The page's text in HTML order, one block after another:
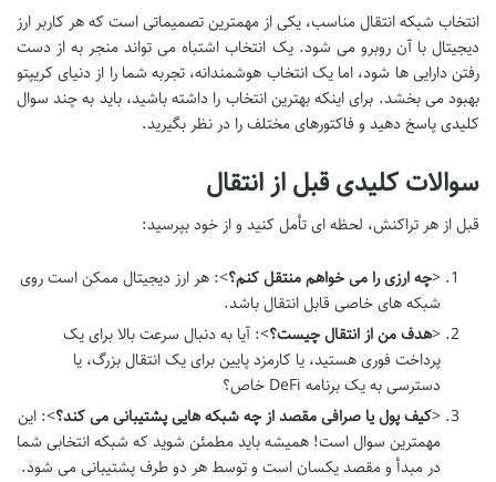
انتخاب شبکه انتقال مناسب، یکی از مهمترین تصمیماتی است که هر کاربر ارز
دیجیتال با آن روبرو می شود. یک انتخاب اشتباه می تواند منجر به از دست
رفتن دارایی ها شود، اما یک انتخاب هوشمندانه، تجربه شما را از دنیای کریپتو
بهبود می بخشد. برای اینکه بهترین انتخاب را داشته باشید، باید به چند سوال
کلیدی پاسخ دهید و فاکتورهای مختلف را در نظر بگیرید.
سوالات کلیدی قبل از انتقال
قبل از هر تراکنش، لحظه ای تأمل کنید و از خود بپرسید:
<چه ارزی را می خواهم منتقل کنم؟>: هر ارز دیجیتال ممکن است روی
شبکه های خاصی قابل انتقال باشد.
<هدف من از انتقال چیست؟>: آیا به دنبال سرعت بالا برای یک
پرداخت فوری هستید، یا کارمزد پایین برای یک انتقال بزرگ، یا
دسترسی به یک برنامه DeFi خاص؟
<کیف پول یا صرافی مقصد از چه شبکه هایی پشتیبانی می کند؟>: این
مهمترین سوال است! همیشه باید مطمئن شوید که شبکه انتخابی شما
در مبدأ و مقصد یکسان است و توسط هر دو طرف پشتیبانی می شود.